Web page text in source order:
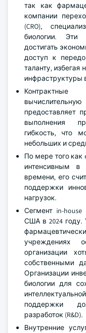
так как
компании
(CRO),
биологии. Эти
достигать
доступ к
таланту,
инфраструктуры
предоставляет
выполнения
гибкость, что
небольших и
По мере того как
интенсивным
времени, его
поддержки
нагрузок.
Сегмент in-
США в 2024 году.
учреждениях
организации
собственными
Организации
биологии для
поддержки
разработок (R&D).
Внутренние